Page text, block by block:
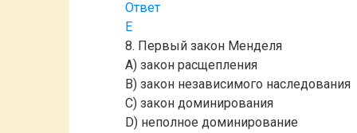
Ответ
E
8. Первый закон Менделя
A) закон расщепления
B) закон независимого наследования
C) закон доминирования
D) неполное доминирование